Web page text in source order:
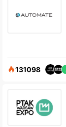
131098